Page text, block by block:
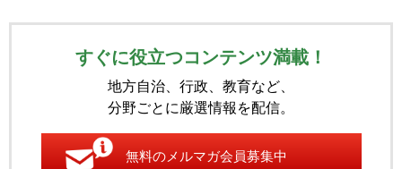
すぐに役立つコンテンツ満載！
地方自治、行政、教育など、
分野ごとに厳選情報を配信。
無料のメルマガ会員募集中